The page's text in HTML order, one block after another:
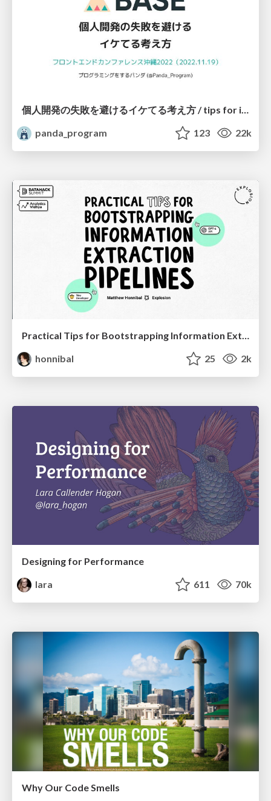
panda_program
123 22k
Practical Tips for Bootstrapping Information Extraction Pipelines
honnibal
25 2k
Designing for Performance
lara
611 70k
Why Our Code Smells